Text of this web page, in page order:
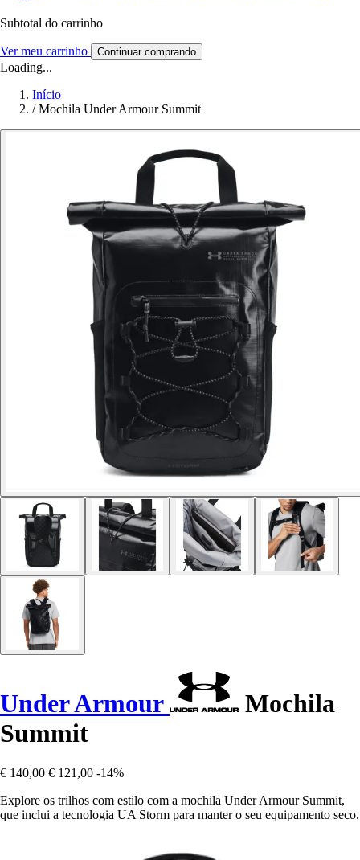
Subtotal do carrinho
Ver meu carrinho Continuar comprando
Loading...
Início
/ Mochila Under Armour Summit
Under Armour
Mochila
Summit
€ 140,00 € 121,00 -14%
Explore os trilhos com estilo com a mochila Under Armour Summit,
que inclui a tecnologia UA Storm para manter o seu equipamento seco.